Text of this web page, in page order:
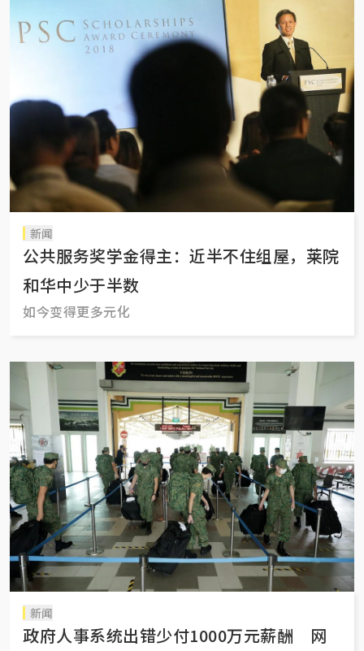
新闻
公共服务奖学金得主：近半不住组屋，莱院
和华中少于半数
如今变得更多元化
新闻
政府人事系统出错少付1000万元薪酬 网